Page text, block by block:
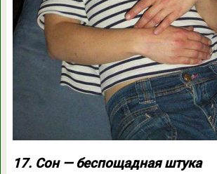
17. Сон — беспощадная штука